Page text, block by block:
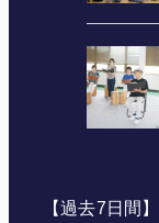
【過去7日間